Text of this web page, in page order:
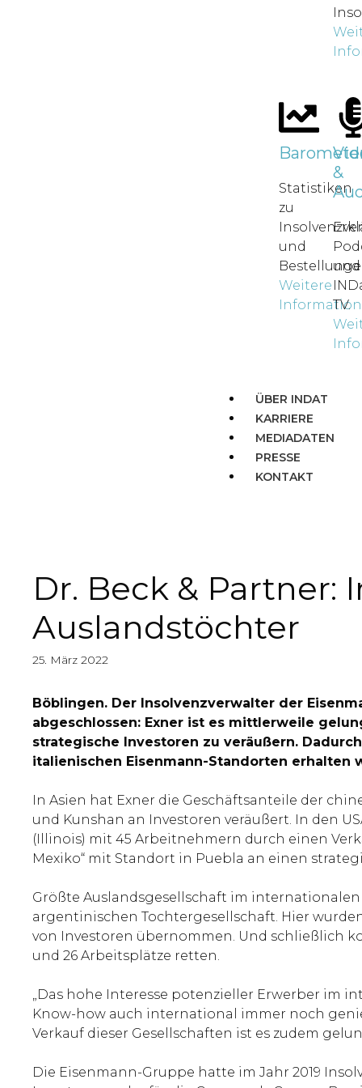
Statistiken
zu
und
Weitere
&
und
TV.
ÜBER INDAT
KARRIERE
MEDIADATEN
PRESSE
KONTAKT
Dr. Beck & Partner:
Auslandstöchter
25. März 2022
Böblingen. Der Insolvenzverwalter der
abgeschlossen: Exner ist es mittlerweile
strategische Investoren zu veräußern.
italienischen Eisenmann-Standorten erhalten
In Asien hat Exner die Geschäftsanteile der
und Kunshan an Investoren veräußert. In den
(Illinois) mit 45 Arbeitnehmern durch einen
Mexiko“ mit Standort in Puebla an einen
Größte Auslandsgesellschaft im
argentinischen Tochtergesellschaft. Hier
von Investoren übernommen. Und schließlich
und 26 Arbeitsplätze retten.
„Das hohe Interesse potenzieller Erwerber im
Know-how auch international immer noch
Verkauf dieser Gesellschaften ist es zudem
Die Eisenmann-Gruppe hatte im Jahr 2019